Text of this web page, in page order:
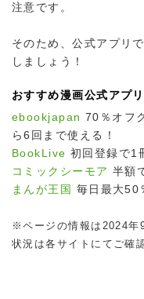
注意です。
そのため、公式アプリ
しましょう！
おすすめ漫画公式アプリ
ebookjapan 70％オフ
ら6回まで使える！
BookLive 初回登録で1
コミックシーモア 半額
まんが王国 毎日最大50
※ページの情報は2024年
状況は各サイトにてご確